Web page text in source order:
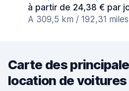
à partir de 24,38 € par
A 309,5 km / 192,31 miles
Carte des
location de voitures